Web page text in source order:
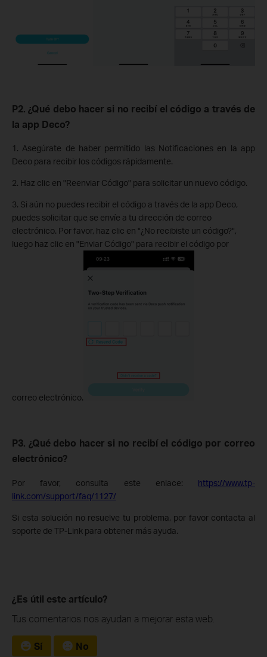
P2. ¿Qué debo hacer si no recibí el código a través de
la app Deco?
1. Asegúrate de haber permitido las Notificaciones en la app
Deco para recibir los códigos rápidamente.
2. Haz clic en "Reenviar Código" para solicitar un nuevo código.
3. Si aún no puedes recibir el código a través de la app Deco,
puedes solicitar que se envíe a tu dirección de correo
electrónico. Por favor, haz clic en "¿No recibiste un código?",
luego haz clic en "Enviar Código" para recibir el código por
correo electrónico.
P3. ¿Qué debo hacer si no recibí el código por correo
electrónico?
Por favor, consulta este enlace: https://www.tp-
link.com/support/faq/1127/
Si esta solución no resuelve tu problema, por favor contacta al
soporte de TP-Link para obtener más ayuda.
¿Es útil este artículo?
Tus comentarios nos ayudan a mejorar esta web.
Sí No